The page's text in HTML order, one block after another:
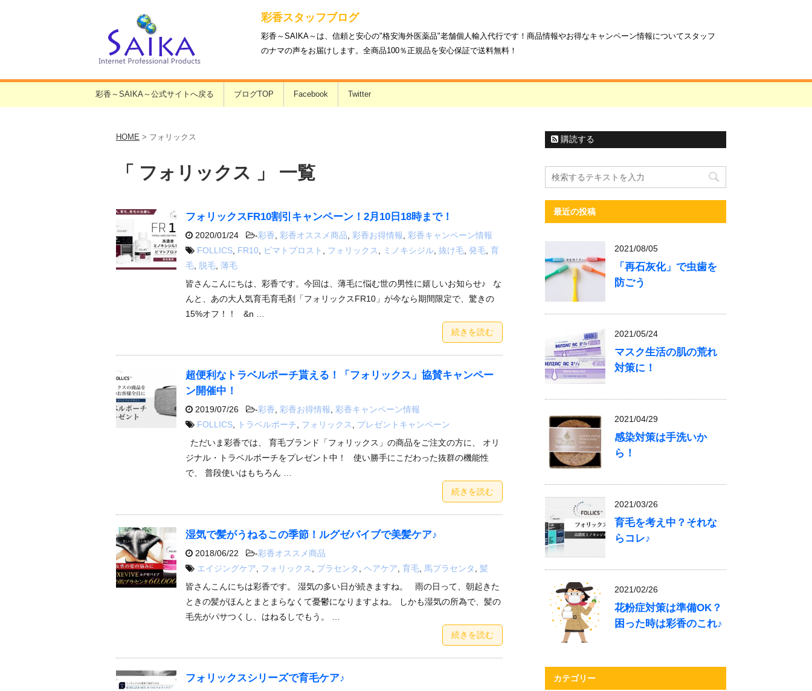
彩香スタッフブログ
彩香～SAIKA～は、信頼と安心の"格安海外医薬品"老舗個人輸入代行です！商品情報やお得なキャンペーン情報についてスタッフ
のナマの声をお届けします。全商品100％正規品を安心保証で送料無料！
彩香～SAIKA～公式サイトへ戻る ブログTOP Facebook Twitter
HOME > フォリックス
「 フォリックス 」 一覧
フォリックスFR10割引キャンペーン！2月10日18時まで！
2020/01/24 -彩香 彩香オススメ商品 彩香お得情報
彩香キャンペーン情報
FOLLICS FR10 ビマトプロスト フォリックス ミノキシジル 抜け毛 発毛 育
毛
脱毛 薄毛
皆さんこんにちは、彩香です。今回は、薄毛に悩む世の男性に嬉しいお知らせ♪ な
んと、あの大人気育毛育毛剤「フォリックスFR10」が今なら期間限定で、驚きの
15%オフ！！ &n …
続きを読む
超便利なトラベルポーチ貰える！「フォリックス」協賛キャンペー
ン開催中！
2019/07/26 -彩香, 彩香お得情報, 彩香キャンペーン情報
FOLLICS, トラベルポーチ, フォリックス, プレゼントキャンペーン
ただいま彩香では、 育毛ブランド「フォリックス」の商品をご注文の方に、 オリ
ジナル・トラベルポーチをプレゼント中！ 使い勝手にこだわった抜群の機能性
で、 普段使いはもちろん …
続きを読む
湿気で髪がうねるこの季節！ルグゼバイブで美髪ケア♪
2018/06/22 -彩香オススメ商品
エイジングケア
フォリックス プラセンタ ヘアケア 育毛 馬プラセンタ
髪
皆さんこんにちは彩香です。 湿気の多い日が続きますね。 雨の日って、朝起きた
ときの髪がほんとまとまらなくて憂鬱になりますよね。 しかも湿気の所為で、髪の
毛先がパサつくし、はねるしでもう。 …
続きを読む
フォリックスシリーズで育毛ケア♪
購読する
最近の投稿
2021/08/05
「再石灰化」で虫歯を
防ごう
2021/05/24
マスク生活の肌の荒れ
対策に！
2021/04/29
感染対策は手洗いか
ら！
2021/03/26
育毛を考え中？それな
らコレ♪
2021/02/26
花粉症対策は準備OK？
困った時は彩香のこれ♪
カテゴリー